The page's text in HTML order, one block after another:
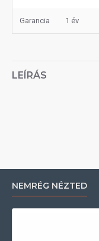
Garancia 1 év
LEÍRÁS
NEMRÉG NÉZTED